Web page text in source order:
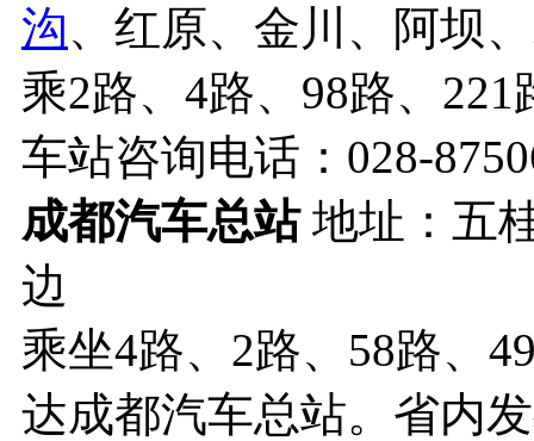
沟、红原、金川、阿坝
乘2路、4路、98路、
车站咨询电话：028-
成都汽车总站地址：五
边
乘坐4路、2路、58路、
达成都汽车总站。省内